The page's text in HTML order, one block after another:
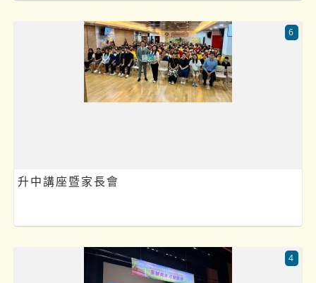
升中講座暨家長會
6
4